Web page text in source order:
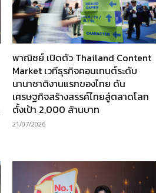
พาณิชย์ เปิดตัว Thailand Content
Market เวทีธุรกิจคอนเทนต์ระดับ
นานาชาติงานแรกของไทย ดัน
เศรษฐกิจสร้างสรรค์ไทยสู่ตลาดโลก
ตั้งเป้า 2,000 ล้านบาท
21/07/2026